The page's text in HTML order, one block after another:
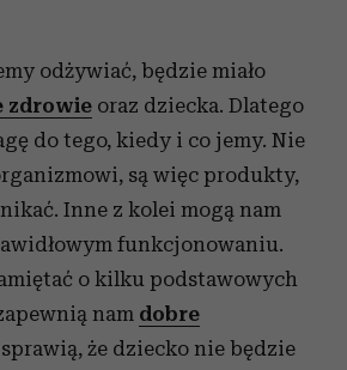
odżywiać, będzie miało
zdrowie oraz dziecka. Dlatego
do tego, kiedy i co jemy. Nie
są więc produkty,
Inne z kolei mogą nam
funkcjonowaniu.
o kilku podstawowych
nam dobre
że dziecko nie będzie